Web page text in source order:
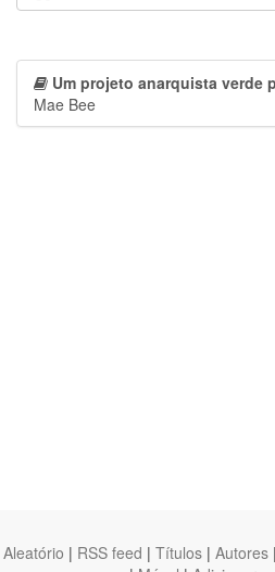
Um projeto anarquista verde
Mae Bee
Aleatório | RSS feed | Títulos | Autores |